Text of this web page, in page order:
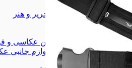
و هنر کتاب، لوازم التحریر و هنر
جدید
و فیلم برداری
دوربین عکاسی و
عکاسی و فیلمبرداری
لوازم جانبی